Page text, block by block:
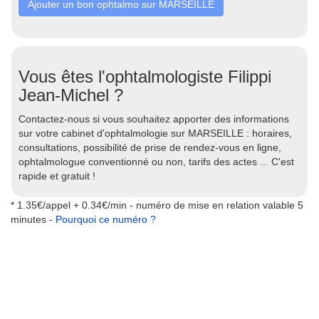
Ajouter un bon ophtalmo sur MARSEILLE
Vous êtes l'ophtalmologiste Filippi
Jean-Michel ?
Contactez-nous si vous souhaitez apporter des informations
sur votre cabinet d'ophtalmologie sur MARSEILLE : horaires,
consultations, possibilité de prise de rendez-vous en ligne,
ophtalmologue conventionné ou non, tarifs des actes ... C'est
rapide et gratuit !
* 1.35€/appel + 0.34€/min - numéro de mise en relation valable 5
minutes - Pourquoi ce numéro ?